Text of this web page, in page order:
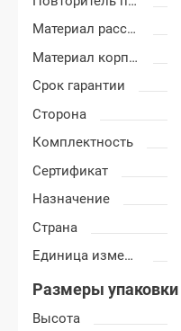
Материал рассеивателя
Материал корпуса
Срок гарантии
Сторона
Комплектность
Сертификат
Назначение
Страна
Единица измерения
Размеры упаковки
Высота